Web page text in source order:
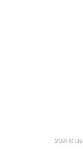
2021 ©